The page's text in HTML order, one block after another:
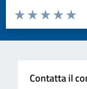
Valuta da 1 a 5 stelle la
Valuta 4
Valuta 3
Valuta 2 stelle su
Valuta 1 stelle su 5
Contatta il